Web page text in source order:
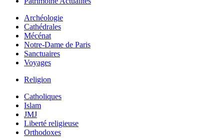
Archéologie
Cathédrales
Mécénat
Notre-Dame de Paris
Sanctuaires
Voyages
Religion
Catholiques
Islam
JMJ
Liberté religieuse
Orthodoxes